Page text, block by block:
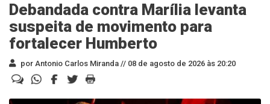
Debandada contra Marília levanta
suspeita de movimento para
fortalecer Humberto
por Antonio Carlos Miranda // 08 de agosto de 2026 às 20:20